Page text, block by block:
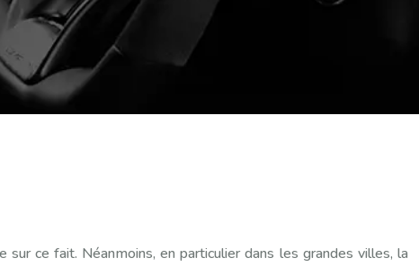
ce fait. Néanmoins, en particulier dans les grandes villes, la